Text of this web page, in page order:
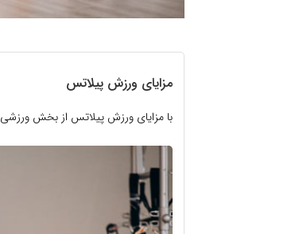
مزایای ورزش پیلاتس
با مزایای ورزش پیلاتس از بخش ورزشی